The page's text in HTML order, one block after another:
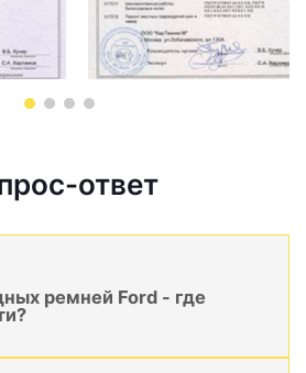
ответ
ремней Ford - где